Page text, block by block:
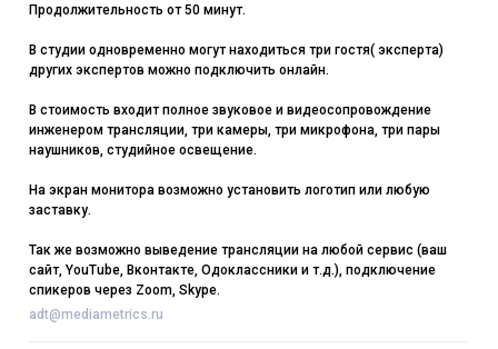
Продолжительность от 50 минут.
В студии одновременно могут находиться три гостя( эксперта)
других экспертов можно подключить онлайн.
В стоимость входит полное звуковое и видеосопровождение
инженером трансляции, три камеры, три микрофона, три пары
наушников, студийное освещение.
На экран монитора возможно установить логотип или любую
заставку.
Так же возможно выведение трансляции на любой сервис (ваш
сайт, YouTube, Вконтакте, Одоклассники и т.д.), подключение
спикеров через Zoom, Skype.
adt@mediametrics.ru